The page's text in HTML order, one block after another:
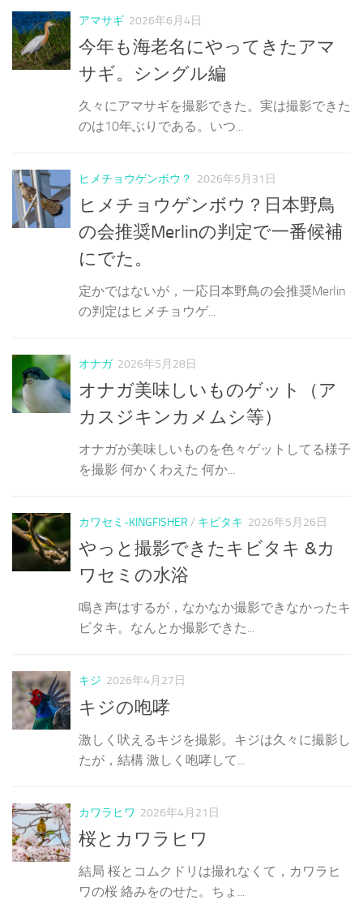
アマサギ 2026年6月4日
今年も海老名にやってきたアマ
サギ。シングル編
久々にアマサギを撮影できた。実は撮影できた
のは10年ぶりである。いつ...
ヒメチョウゲンボウ？ 2026年5月31日
ヒメチョウゲンボウ？日本野鳥
の会推奨Merlinの判定で一番候補
にでた。
定かではないが，一応日本野鳥の会推奨Merlin
の判定はヒメチョウゲ...
オナガ 2026年5月28日
オナガ美味しいものゲット（ア
カスジキンカメムシ等）
オナガが美味しいものを色々ゲットしてる様子
を撮影 何かくわえた 何か...
カワセミ-KINGFISHER / キビタキ 2026年5月26日
やっと撮影できたキビタキ &カ
ワセミの水浴
鳴き声はするが，なかなか撮影できなかったキ
ビタキ。なんとか撮影できた...
キジ 2026年4月27日
キジの咆哮
激しく吠えるキジを撮影。キジは久々に撮影し
たが，結構 激しく咆哮して...
カワラヒワ 2026年4月21日
桜とカワラヒワ
結局 桜とコムクドリは撮れなくて，カワラヒ
ワの桜 絡みをのせた。ちょ...